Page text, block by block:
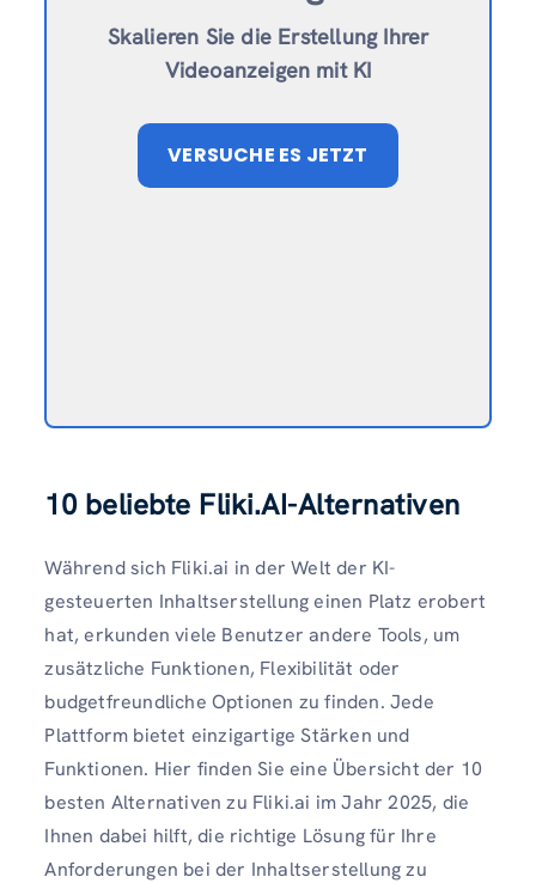
Skalieren Sie die Erstellung Ihrer
Videoanzeigen mit KI
VERSUCHE ES JETZT
10 beliebte Fliki.AI-Alternativen
Während sich Fliki.ai in der Welt der KI-
gesteuerten Inhaltserstellung einen Platz erobert
hat, erkunden viele Benutzer andere Tools, um
zusätzliche Funktionen, Flexibilität oder
budgetfreundliche Optionen zu finden. Jede
Plattform bietet einzigartige Stärken und
Funktionen. Hier finden Sie eine Übersicht der 10
besten Alternativen zu Fliki.ai im Jahr 2025, die
Ihnen dabei hilft, die richtige Lösung für Ihre
Anforderungen bei der Inhaltserstellung zu